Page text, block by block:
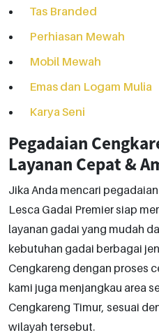
Tas Branded
Perhiasan Mewah
Mobil Mewah
Emas dan Logam Mulia
Karya Seni
Pegadaian
Layanan Cepat &
Jika Anda mencari
Lesca Gadai Premier siap
layanan gadai yang mudah
kebutuhan gadai berbagai
Cengkareng dengan proses
kami juga menjangkau area
Cengkareng Timur, sesuai
wilayah tersebut.